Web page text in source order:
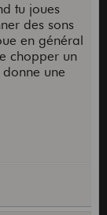
tu joues
des sons
en général
chopper un
une